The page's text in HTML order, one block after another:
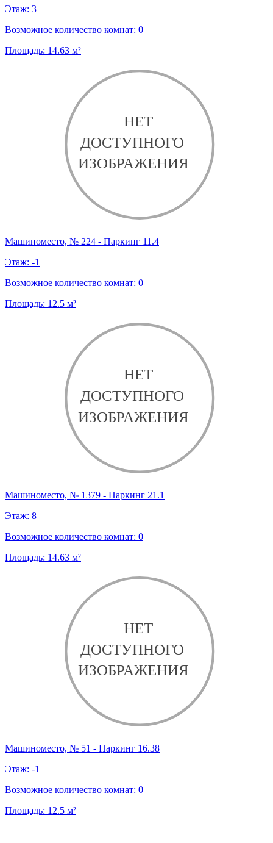
Этаж: 3
Возможное количество комнат: 0
Площадь: 14.63 м²
Машиноместо, № 224 - Паркинг 11.4
Этаж: -1
Возможное количество комнат: 0
Площадь: 12.5 м²
Машиноместо, № 1379 - Паркинг 21.1
Этаж: 8
Возможное количество комнат: 0
Площадь: 14.63 м²
Машиноместо, № 51 - Паркинг 16.38
Этаж: -1
Возможное количество комнат: 0
Площадь: 12.5 м²